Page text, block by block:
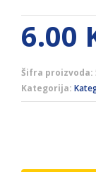
6.00
Šifra proizvoda:
Kategorija: